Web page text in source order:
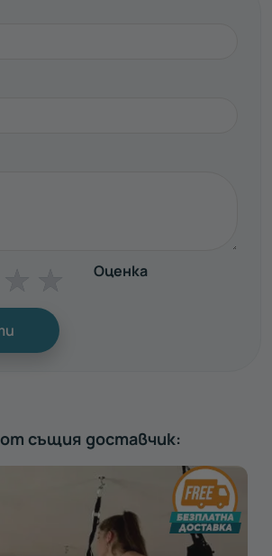
Оценка
същия доставчик: